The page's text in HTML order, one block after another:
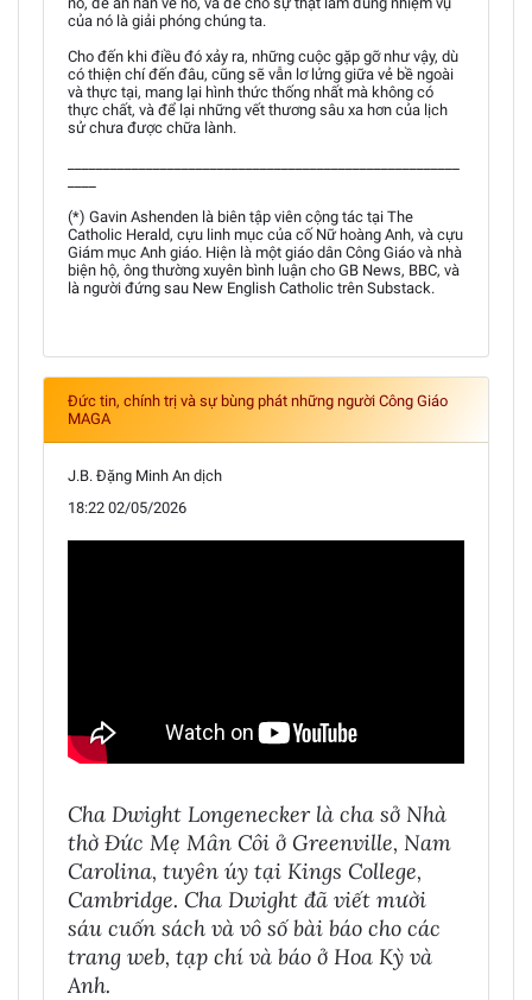
của nó là giải phóng chúng ta.
Cho đến khi điều đó xảy ra, những cuộc gặp gỡ như vậy, dù
có thiện chí đến đâu, cũng sẽ vẫn lơ lửng giữa vẻ bề ngoài
và thực tại, mang lại hình thức thống nhất mà không có
thực chất, và để lại những vết thương sâu xa hơn của lịch
sử chưa được chữa lành.
(*) Gavin Ashenden là biên tập viên cộng tác tại The
Catholic Herald, cựu linh mục của cố Nữ hoàng Anh, và cựu
Giám mục Anh giáo. Hiện là một giáo dân Công Giáo và nhà
biện hộ, ông thường xuyên bình luận cho GB News, BBC, và
là người đứng sau New English Catholic trên Substack.
Đức tin, chính trị và sự bùng phát những người Công Giáo
MAGA
J.B. Đặng Minh An dịch
18:22 02/05/2026
Cha Dwight Longenecker là cha sở Nhà
thờ Đức Mẹ Mân Côi ở Greenville, Nam
Carolina, tuyên úy tại Kings College,
Cambridge. Cha Dwight đã viết mười
sáu cuốn sách và vô số bài báo cho các
trang web, tạp chí và báo ở Hoa Kỳ và
Anh.